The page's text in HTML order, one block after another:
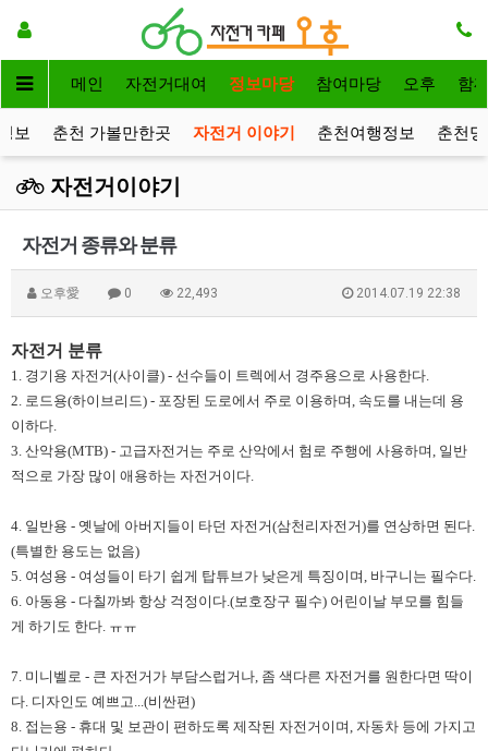
메인 자전거대여 정보마당 참여마당 오후 함
보 춘천 가볼만한곳 자전거 이야기 춘천여행정보 춘천
자전거이야기
자전거 종류와 분류
오후愛 0 22,493 2014.07.19 22:38
자전거 분류​
1. 경기용 자전거(사이클) - 선수들이 트렉에서 경주용으로 사용한다.
2.​ 로드용(하이브리드) - 포장된 도로에서 주로 이용하며, 속도를 내는데 용
이하다.
3. 산악용(MTB) - 고급자전거는 주로 산악에서 험로 주행에 사용하며, 일반
적으로 가장 많이 애용하는 자전거이다.
4. 일반용 - 옛날에 아버지들이 타던 자전거(삼천리자전거)를 연상하면 된다.
(특별한 용도는 없음)
5. 여성용 - 여성들이 타기 쉽게 탑튜브가 낮은게 특징이며, 바구니는 필수다.
6. 아동용 - 다칠까봐 항상 걱정이다.(보호장구 필수) 어린이날 부모를 힘들
게 하기도 한다. ㅠㅠ
7. 미니벨로 - 큰 자전거가 부담스럽거나, 좀 색다른 자전거를 원한다면 딱이
다. 디자인도 예쁘고...(비싼편)
8. 접는용 - 휴대 및 보관이 편하도록 제작된 자전거이며, 자동차 등에 가지고